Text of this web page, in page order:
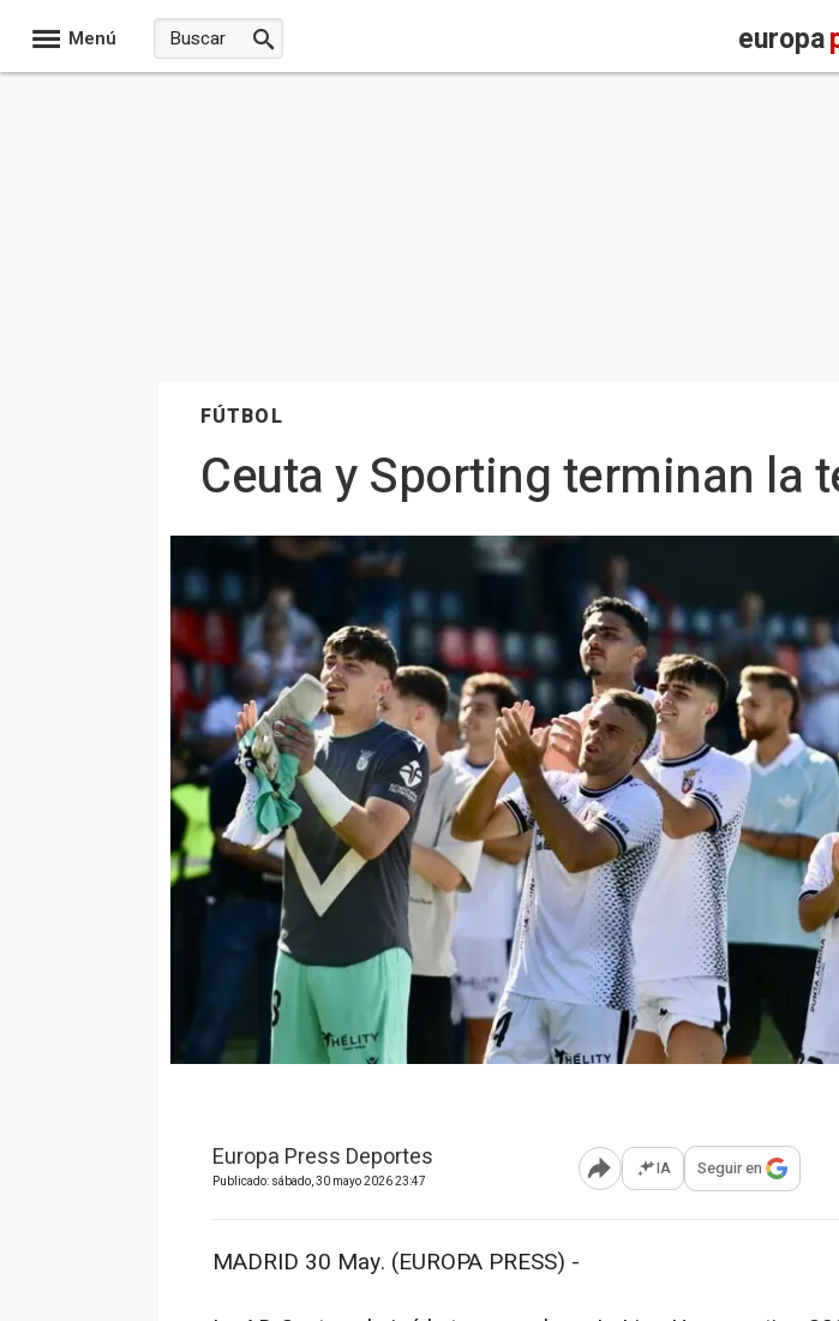
Menú europa
FÚTBOL
Ceuta y Sporting terminan la
Europa Press Deportes
Publicado: sábado, 30 mayo 2026 23:47 Abrir opciones para
IA Seguir en
MADRID 30 May. (EUROPA PRESS) -